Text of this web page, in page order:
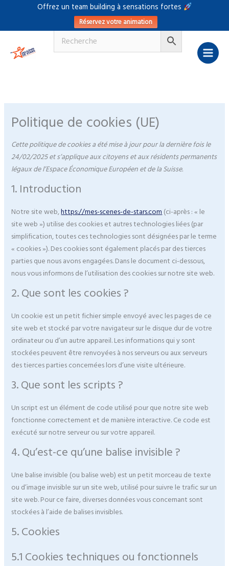
Offrez un team building à sensations fortes
Réservez votre animation
contenu
Politique de cookies (UE)
Cette politique de cookies a été mise à jour pour la dernière fois le
24/02/2025 et s’applique aux citoyens et aux résidents permanents
légaux de l’Espace Économique Européen et de la Suisse.
1. Introduction
Notre site web,https://mes-scenes-de-stars.com (ci-après : « le
site web ») utilise des cookies et autres technologies liées (par
simplification, toutes ces technologies sont désignées par le terme
« cookies »). Des cookies sont également placés par des tierces
parties que nous avons engagées. Dans le document ci-dessous,
nous vous informons de l’utilisation des cookies sur notre site web.
2. Que sont les cookies ?
Un cookie est un petit fichier simple envoyé avec les pages de ce
site web et stocké par votre navigateur sur le disque dur de votre
ordinateur ou d’un autre appareil. Les informations qui y sont
stockées peuvent être renvoyées à nos serveurs ou aux serveurs
des tierces parties concernées lors d’une visite ultérieure.
3. Que sont les scripts ?
Un script est un élément de code utilisé pour que notre site web
fonctionne correctement et de manière interactive. Ce code est
exécuté sur notre serveur ou sur votre appareil.
4. Qu’est-ce qu’une balise invisible ?
Une balise invisible (ou balise web) est un petit morceau de texte
ou d’image invisible sur un site web, utilisé pour suivre le trafic sur un
site web. Pour ce faire, diverses données vous concernant sont
stockées à l’aide de balises invisibles.
5. Cookies
5.1 Cookies techniques ou fonctionnels
service
service
service
service
service
service
service
service
service
service
service
service